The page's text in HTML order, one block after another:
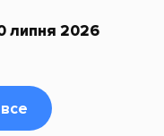
липня 2026